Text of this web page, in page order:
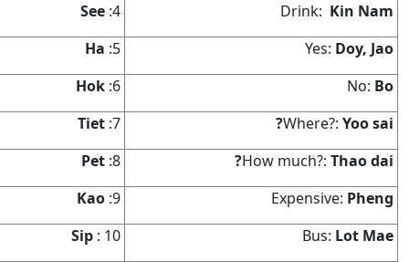
Kin Nam
See
Doy, Jao
Ha
Bo
Hok
Yoo sai?
Tiet
Thao dai?
Pet
Pheng
Kao
Lot Mae
Sip